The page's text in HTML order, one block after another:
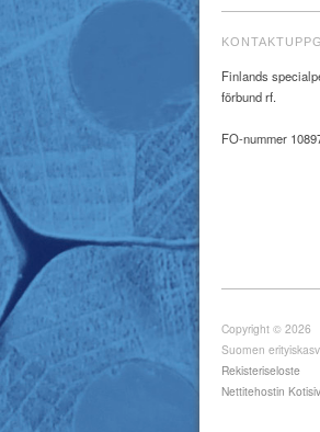
Finlands
förbund rf.
FO-nummer
Copyright © 2026
Suomen
Rekisteriseloste
Nettitehostin